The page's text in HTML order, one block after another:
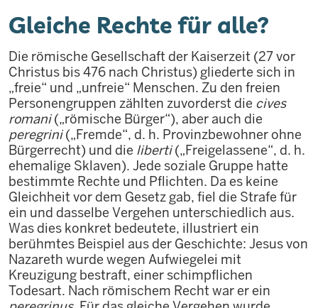
Gleiche Rechte für alle?
Die römische Gesellschaft der Kaiserzeit (27 vor
Christus bis 476 nach Christus) gliederte sich in
„freie“ und „unfreie“ Menschen. Zu den freien
Personengruppen zählten zuvorderst die cives
romani(„römische Bürger“), aber auch die
peregrini(„Fremde“, d. h. Provinzbewohner ohne
Bürgerrecht) und die liberti(„Freigelassene“, d. h.
ehemalige Sklaven). Jede soziale Gruppe hatte
bestimmte Rechte und Pflichten. Da es keine
Gleichheit vor dem Gesetz gab, fiel die Strafe für
ein und dasselbe Vergehen unterschiedlich aus.
Was dies konkret bedeutete, illustriert ein
berühmtes Beispiel aus der Geschichte: Jesus von
Nazareth wurde wegen Aufwiegelei mit
Kreuzigung bestraft, einer schimpflichen
Todesart. Nach römischem Recht war er ein